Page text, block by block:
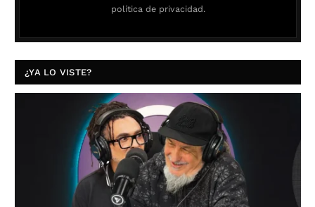
política de privacidad.
¿YA LO VISTE?